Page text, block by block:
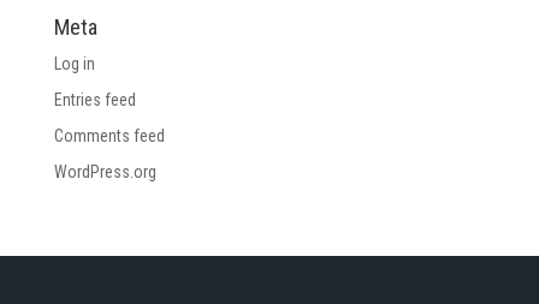
Meta
Log in
Entries feed
Comments feed
WordPress.org